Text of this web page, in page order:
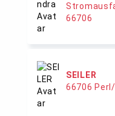
66706
SEILER
66706